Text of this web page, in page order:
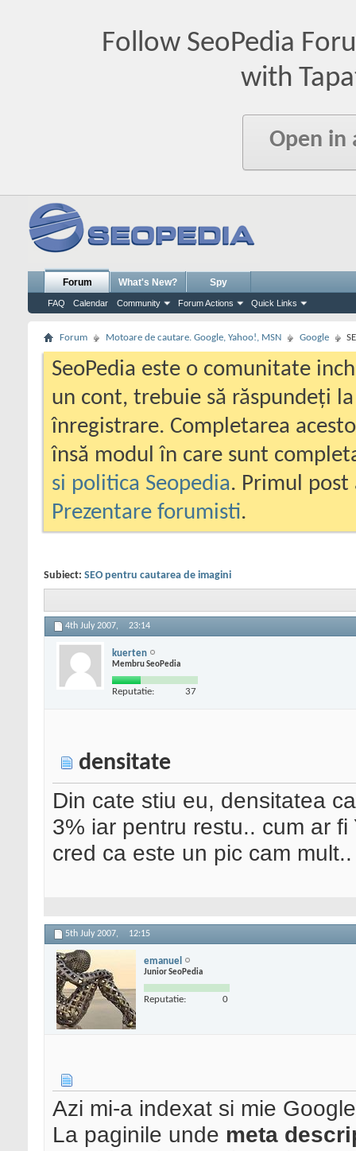
Follow SeoPedia
with
Open in
Forum
FAQ Calendar Community Forum Actions Quick Links
What's New? Spy
Forum Motoare de cautare. Google, Yahoo!, MSN Google
SeoPedia este o comunitate
un cont, trebuie să răspundeți
înregistrare. Completarea
însă modul în care sunt
si politica Seopedia. Primul
Prezentare forumisti.
Subiect: SEO pentru cautarea de imagini
4th July 2007, 23:14
kuerten
Membru SeoPedia
Reputatie: 37
densitate
Din cate stiu eu, densitatea
3% iar pentru restu.. cum ar
cred ca este un pic cam
5th July 2007, 12:15
emanuel
Junior SeoPedia
Reputatie: 0
Azi mi-a indexat si mie
La paginile unde meta